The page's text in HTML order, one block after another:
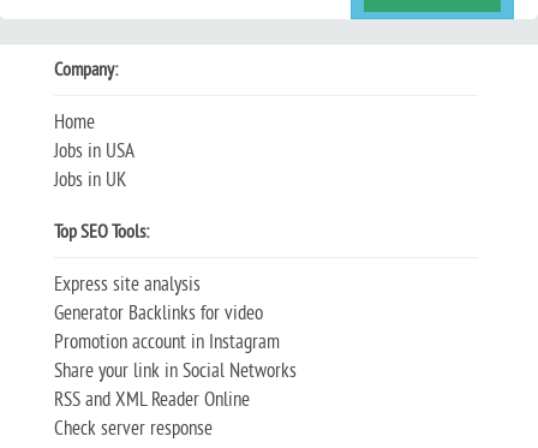
Company:
Home
Jobs in USA
Jobs in UK
Top SEO Tools:
Express site analysis
Generator Backlinks for video
Promotion account in Instagram
Share your link in Social Networks
RSS and XML Reader Online
Check server response